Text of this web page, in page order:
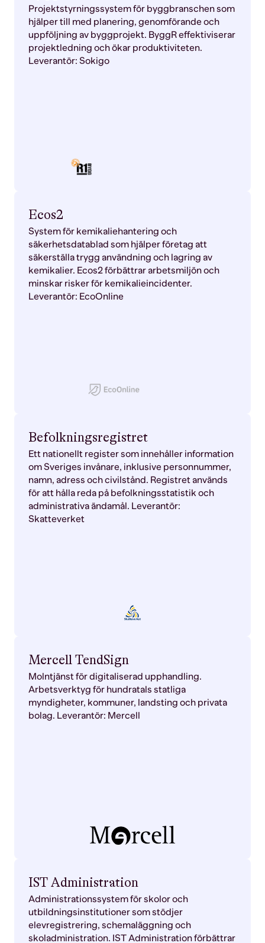
Projektstyrningssystem för byggbranschen som
hjälper till med planering, genomförande och
uppföljning av byggprojekt. ByggR effektiviserar
projektledning och ökar produktiviteten.
Leverantör: Sokigo
Ecos2
System för kemikaliehantering och
säkerhetsdatablad som hjälper företag att
säkerställa trygg användning och lagring av
kemikalier. Ecos2 förbättrar arbetsmiljön och
minskar risker för kemikalieincidenter.
Leverantör: EcoOnline
Befolkningsregistret
Ett nationellt register som innehåller information
om Sveriges invånare, inklusive personnummer,
namn, adress och civilstånd. Registret används
för att hålla reda på befolkningsstatistik och
administrativa ändamål. Leverantör:
Skatteverket
Mercell TendSign
Molntjänst för digitaliserad upphandling.
Arbetsverktyg för hundratals statliga
myndigheter, kommuner, landsting och privata
bolag. Leverantör: Mercell
IST Administration
Administrationssystem för skolor och
utbildningsinstitutioner som stödjer
elevregistrering, schemaläggning och
skoladministration. IST Administration förbättrar